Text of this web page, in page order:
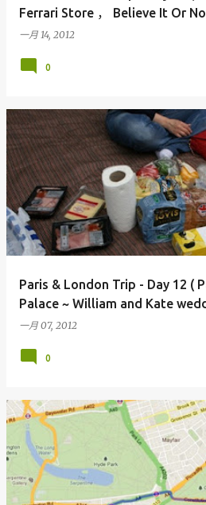
Ferrari Store ， Believe It Or
一月 14, 2012
0
Paris & London Trip - Day 12 (
Palace ~ William and Kate
一月 07, 2012
0